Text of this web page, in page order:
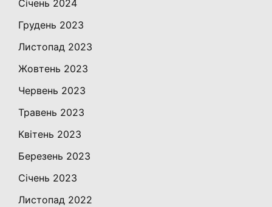
Січень 2024
Грудень 2023
Листопад 2023
Жовтень 2023
Червень 2023
Травень 2023
Квітень 2023
Березень 2023
Січень 2023
Листопад 2022